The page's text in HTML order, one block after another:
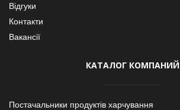
Відгуки
Контакти
Вакансії
КАТАЛОГ КОМПАНИЙ
Постачальники продуктів харчування